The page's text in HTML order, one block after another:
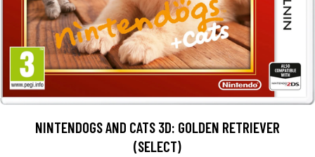
NINTENDOGS AND CATS 3D: GOLDEN RETRIEVER
(SELECT)